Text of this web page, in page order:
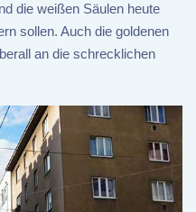
die weißen Säulen heute
sollen. Auch die goldenen
an die schrecklichen